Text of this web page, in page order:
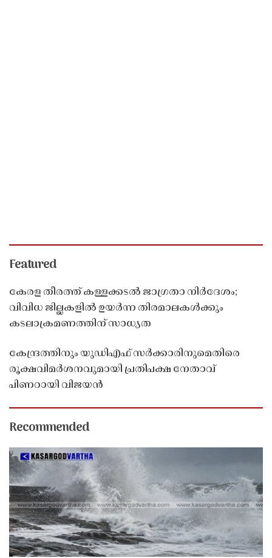
Featured
കേരള തീരത്ത് കള്ളക്കടൽ ജാഗ്രതാ നിർദേശം;
വിവിധ ജില്ലകളിൽ ഉയർന്ന തിരമാലകൾക്കും
കടലാക്രമണത്തിന് സാധ്യത
കേന്ദ്രത്തിനും യുഡിഎഫ് സർക്കാരിനുമെതിരെ
രൂക്ഷവിമർശനവുമായി പ്രതിപക്ഷ നേതാവ്
പിണറായി വിജയൻ
Recommended